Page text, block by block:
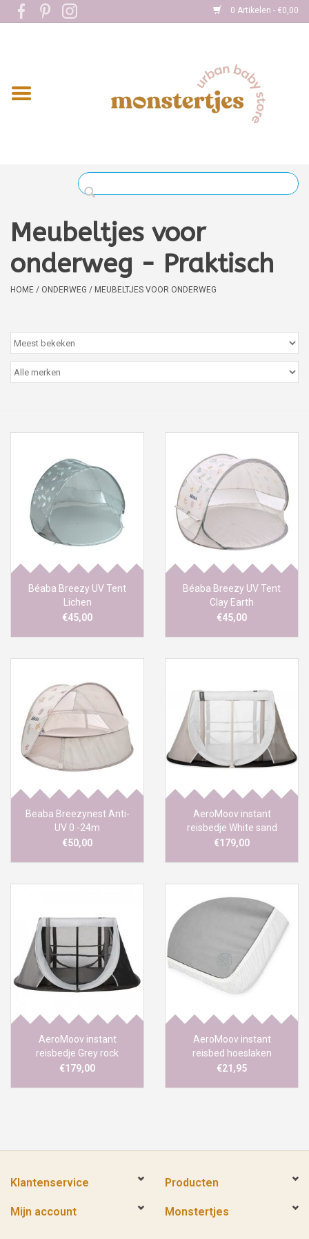
0 Artikelen - €0,00
Home
Kleding
Verzorging
Boekjes
kaartjes
Cadeaubon
Merken
Meubeltjes voor
onderweg - Praktisch
HOME / ONDERWEG / MEUBELTJES VOOR ONDERWEG
Béaba Breezy UV Tent
Lichen
€45,00
Béaba Breezy UV Tent
Clay Earth
€45,00
Beaba Breezynest Anti-
UV 0 -24m
€50,00
AeroMoov instant
reisbedje White sand
€179,00
AeroMoov instant
reisbedje Grey rock
€179,00
AeroMoov instant
reisbed hoeslaken
€21,95
Klantenservice Producten
Mijn account Monstertjes